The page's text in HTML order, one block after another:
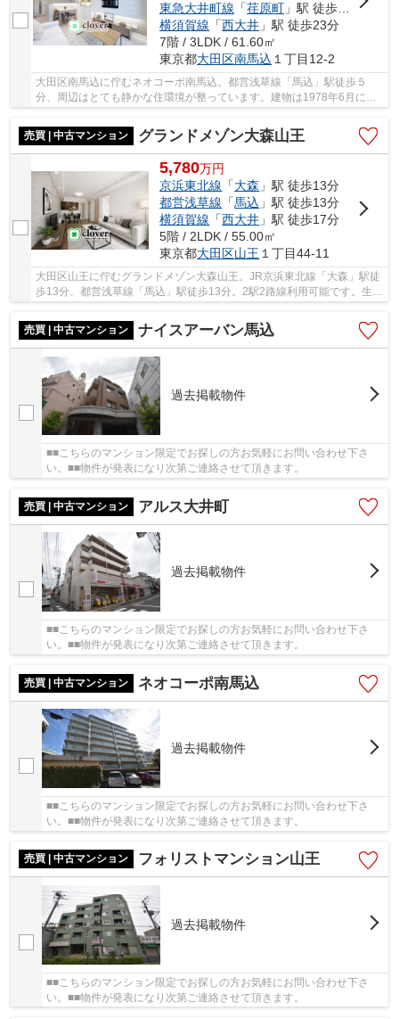
東急大井町線 「荏原町 」駅 徒歩18分
横須賀線 「西大井 」駅 徒歩23分
7階 / 3LDK / 61.60㎡
東京都大田区南馬込 １丁目12-2
大田区南馬込に佇むネオコーポ南馬込。都営浅草線「馬込」駅徒歩５
分、周辺はとても静かな住環境が整っています。建物は1978年6月に施
売買 | 中古マンション
グランドメゾン大森山王
5,780万円
京浜東北線 「大森 」駅 徒歩13分
都営浅草線 「馬込 」駅 徒歩13分
横須賀線 「西大井 」駅 徒歩17分
5階 / 2LDK / 55.00㎡
東京都大田区山王 １丁目44-11
大田区山王に佇むグランドメゾン大森山王。JR京浜東北線「大森」駅徒
歩13分、都営浅草線「馬込」駅徒歩13分。2駅2路線利用可能です。生活
売買 | 中古マンション
ナイスアーバン馬込
過去掲載物件
■■こちらのマンション限定でお探しの方お気軽にお問い合わせ下さ
い。■■物件が発表になり次第ご連絡させて頂きます。
売買 | 中古マンション アルス大井町
過去掲載物件
■■こちらのマンション限定でお探しの方お気軽にお問い合わせ下さ
い。■■物件が発表になり次第ご連絡させて頂きます。
売買 | 中古マンション ネオコーポ南馬込
過去掲載物件
■■こちらのマンション限定でお探しの方お気軽にお問い合わせ下さ
い。■■物件が発表になり次第ご連絡させて頂きます。
売買 | 中古マンション フォリストマンション山王
過去掲載物件
■■こちらのマンション限定でお探しの方お気軽にお問い合わせ下さ
い。■■物件が発表になり次第ご連絡させて頂きます。